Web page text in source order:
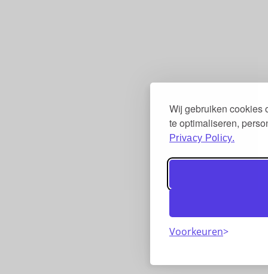
Wij gebruiken cookies
te optimaliseren,
Privacy Policy.
Voorkeuren